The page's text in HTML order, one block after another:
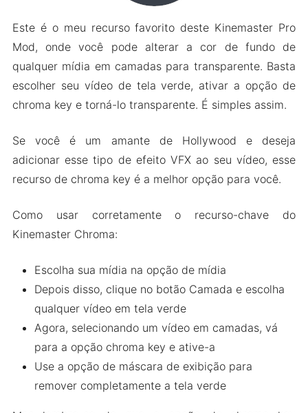
Este é o meu recurso favorito deste Kinemaster Pro
Mod, onde você pode alterar a cor de fundo de
qualquer mídia em camadas para transparente. Basta
escolher seu vídeo de tela verde, ativar a opção de
chroma key e torná-lo transparente. É simples assim.
Se você é um amante de Hollywood e deseja
adicionar esse tipo de efeito VFX ao seu vídeo, esse
recurso de chroma key é a melhor opção para você.
Como usar corretamente o recurso-chave do
Kinemaster Chroma:
Escolha sua mídia na opção de mídia
Depois disso, clique no botão Camada e escolha
qualquer vídeo em tela verde
Agora, selecionando um vídeo em camadas, vá
para a opção chroma key e ative-a
Use a opção de máscara de exibição para
remover completamente a tela verde